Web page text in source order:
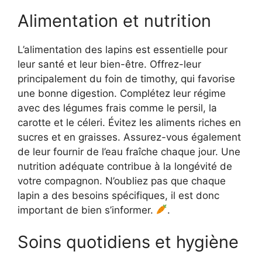
Alimentation et nutrition
L’alimentation des lapins est essentielle pour
leur santé et leur bien-être. Offrez-leur
principalement du foin de timothy, qui favorise
une bonne digestion. Complétez leur régime
avec des légumes frais comme le persil, la
carotte et le céleri. Évitez les aliments riches en
sucres et en graisses. Assurez-vous également
de leur fournir de l’eau fraîche chaque jour. Une
nutrition adéquate contribue à la longévité de
votre compagnon. N’oubliez pas que chaque
lapin a des besoins spécifiques, il est donc
important de bien s’informer.
.
Soins quotidiens et hygiène